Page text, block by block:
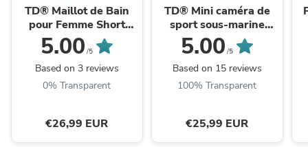
TD® Maillot de Bain
pour Femme Short
Caleçon Bikini Sèche
Rapide Imprimé Floral
Plage Sport Natation ...
5.00 /5
Based on 3 reviews
0% Transparent
€26,99 EUR
TD® Mini caméra de
sport sous-marine
sports de plein air
plongée à dégagement
rapide montée sur ...
5.00 /5
Based on 15 reviews
100% Transparent
€25,99 EUR